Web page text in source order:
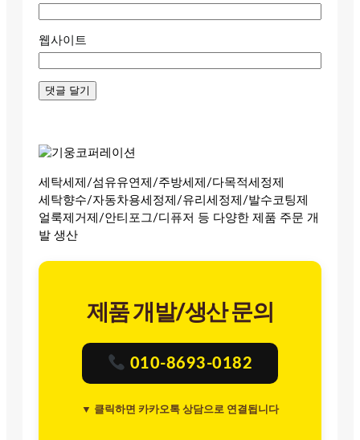
웹사이트
세탁세제/섬유유연제/주방세제/다목적세정제
세탁향수/자동차용세정제/유리세정제/발수코팅제
얼룩제거제/안티포그/디퓨저 등 다양한 제품 주문 개
발 생산
제품 개발/생산 문의
010-8693-0182
▼ 클릭하면 카카오톡 상담으로 연결됩니다